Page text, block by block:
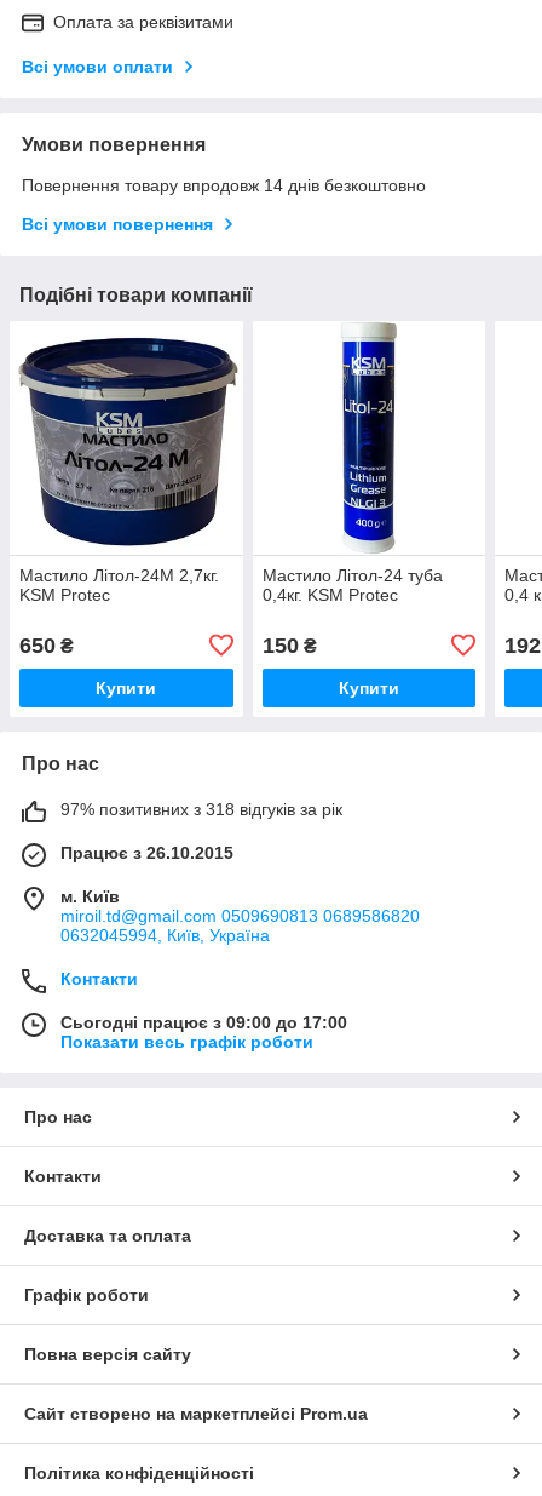
Оплата за реквізитами
Всі умови оплати
Умови повернення
Повернення товару впродовж 14 днів безкоштовно
Всі умови повернення
Подібні товари компанії
Мастило Літол-24М 2,7кг.
KSM Protec
650 ₴
Купити
Мастило Літол-24 туба
0,4кг. KSM Protec
150₴
Купити
0,4
192
Про нас
97% позитивних з 318 відгуків за рік
Працює з 26.10.2015
м. Київ
miroil.td@gmail.com 0509690813 0689586820
0632045994, Київ, Україна
Контакти
Сьогодні працює з 09:00 до 17:00
Показати весь графік роботи
Про нас
Контакти
Доставка та оплата
Графік роботи
Повна версія сайту
Сайт створено на маркетплейсі Prom.ua
Політика конфіденційності